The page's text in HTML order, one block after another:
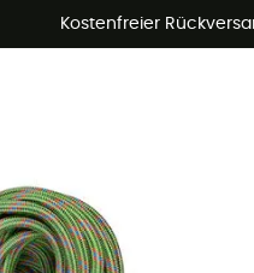
Kostenfreier
Sommerangebote🔥 -5%